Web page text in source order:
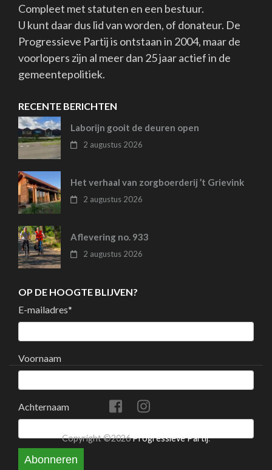
Compleet met statuten en een bestuur.
U kunt daar dus lid van worden, of donateur. De
Progressieve Partij is ontstaan in 2004, maar de
voorlopers zijn al meer dan 25 jaar actief in de
gemeentepolitiek.
RECENTE BERICHTEN
Laborijn gooit de deuren open
2 augustus 2026
Het verhaal van zorgboerderij ’t Grievink
2 augustus 2026
Aflevering no. 933
2 augustus 2026
OP DE HOOGTE BLIJVEN?
E-mailadres*
Voornaam
Achternaam
Abonneren
Copyright ©2026Progressieve Partij.